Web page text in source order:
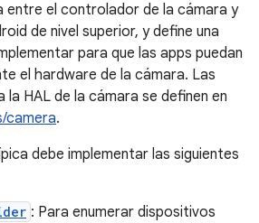
entre el controlador de la cámara y
de nivel superior, y define una
para que las apps puedan
el hardware de la cámara. Las
la HAL de la cámara se definen en
camera.
debe implementar las siguientes
: Para enumerar dispositivos